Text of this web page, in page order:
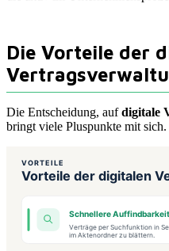
Die Vorteile der
Die Entscheidung, aufdigitale
bringt viele Pluspunkte mit sich.